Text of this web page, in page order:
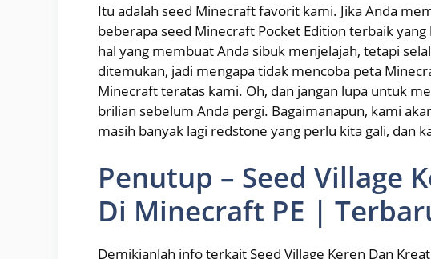
Itu adalah seed Minecraft favorit kami. Jika Anda
beberapa seed Minecraft Pocket Edition terbaik
hal yang membuat Anda sibuk menjelajah, tetapi
ditemukan, jadi mengapa tidak mencoba peta
Minecraft teratas kami. Oh, dan jangan lupa untuk
brilian sebelum Anda pergi. Bagaimanapun, kami
masih banyak lagi redstone yang perlu kita gali, dan
Penutup – Seed Village
Di Minecraft PE |
Demikianlah info terkait Seed Village Keren Dan